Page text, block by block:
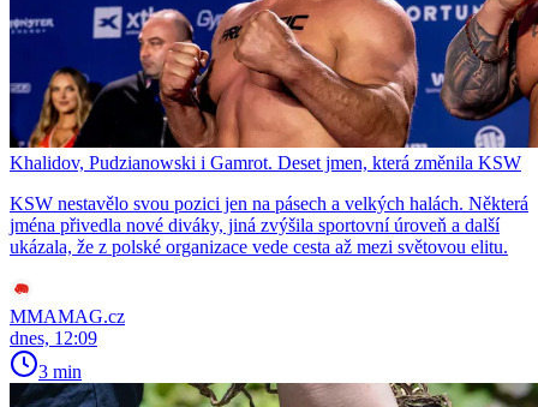
Khalidov, Pudzianowski i Gamrot. Deset jmen, která změnila KSW
KSW nestavělo svou pozici jen na pásech a velkých halách. Některá
jména přivedla nové diváky, jiná zvýšila sportovní úroveň a další
ukázala, že z polské organizace vede cesta až mezi světovou elitu.
MMAMAG.cz
dnes, 12:09
3 min